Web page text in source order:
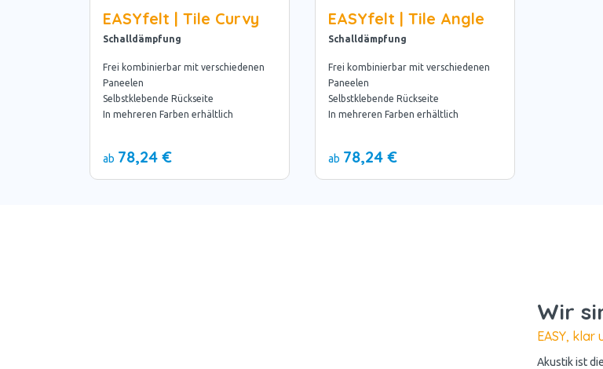
EASYfelt | Tile Curvy
Schalldämpfung
Frei kombinierbar mit verschiedenen
Paneelen
Selbstklebende Rückseite
In mehreren Farben erhältlich
ab 78,24 €
EASYfelt | Tile Angle
Schalldämpfung
Frei kombinierbar mit verschiedenen
Paneelen
Selbstklebende Rückseite
In mehreren Farben erhältlich
ab 78,24 €
Wir
EASY,
Akustik ist